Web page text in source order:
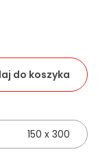
do koszyka
150 x 300